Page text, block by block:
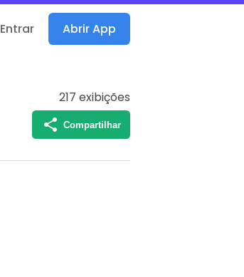
Entrar Abrir App
217 exibições
Compartilhar